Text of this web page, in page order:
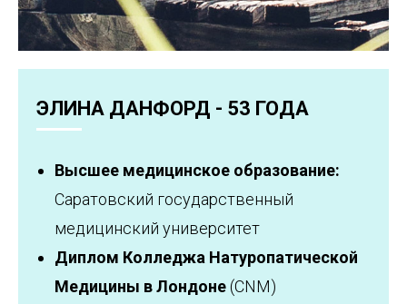
ЭЛИНА ДАНФОРД - 53 ГОДА
Высшее медицинское образование:
Саратовский государственный
медицинский университет
Диплом Колледжа Натуропатической
Медицины в Лондоне(CNM)